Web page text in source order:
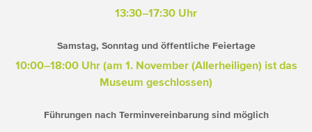
13:30–17:30 Uhr
Samstag, Sonntag und öffentliche Feiertage
10:00–18:00 Uhr(am 1. November (Allerheiligen) ist das
Museum geschlossen)
Führungen nach Terminvereinbarung sind möglich